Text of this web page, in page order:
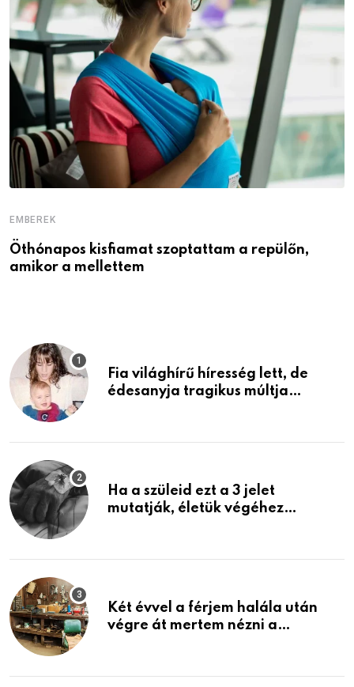
EMBEREK
Öthónapos kisfiamat szoptattam a repülőn,
amikor a mellettem
Fia világhírű híresség lett, de
édesanyja tragikus múltja
Ha a szüleid ezt a 3 jelet
mutatják, életük végéhez
Két évvel a férjem halála után
végre át mertem nézni a
életemet